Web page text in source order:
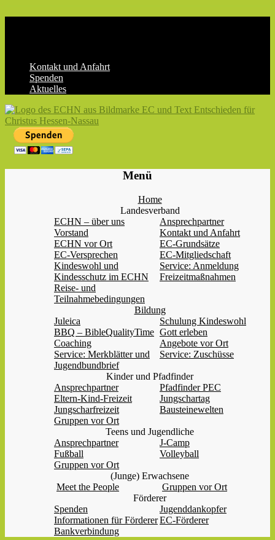
Kontakt und Anfahrt
Spenden
Aktuelles
ECHN
EC-
Menü
Home
Landesverband
ECHN – über uns
Ansprechpartner
Vorstand
Kontakt und Anfahrt
ECHN vor Ort
EC-Grundsätze
EC-Versprechen
EC-Mitgliedschaft
Kindeswohl und
Kindesschutz im ECHN
Service: Anmeldung
Freizeitmaßnahmen
Reise- und
Teilnahmebedingungen
Bildung
Juleica
Schulung Kindeswohl
BBQ – BibleQualityTime Gott erleben
Coaching
Angebote vor Ort
Service: Merkblätter und
Jugendbundbrief
Service: Zuschüsse
Kinder und Pfadfinder
Ansprechpartner
Pfadfinder PEC
Eltern-Kind-Freizeit
Jungschartag
Jungscharfreizeit
Bausteinewelten
Gruppen vor Ort
Teens und Jugendliche
Ansprechpartner
J-Camp
Fußball
Volleyball
Gruppen vor Ort
(Junge) Erwachsene
Meet the People
Gruppen vor Ort
Förderer
Spenden
Jugenddankopfer
Informationen für FördererEC-Förderer
Bankverbindung